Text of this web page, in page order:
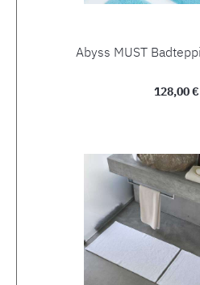
Abyss MUST
128,00